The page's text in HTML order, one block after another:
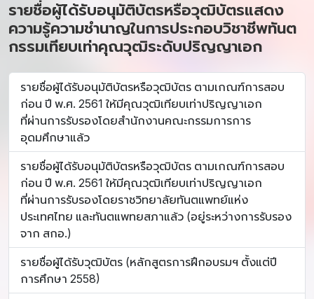
รายชื่อผู้ได้รับอนุมัติบัตรหรือวุฒิบัตรแสดง
ความรู้ความชำนาญในการประกอบวิชาชีพทันต
กรรมเทียบเท่าคุณวุฒิระดับปริญญาเอก
รายชื่อผู้ได้รับอนุมัติบัตรหรือวุฒิบัตร ตามเกณฑ์การสอบ
ก่อน ปี พ.ศ. 2561 ให้มีคุณวุฒิเทียบเท่าปริญญาเอก
ที่ผ่านการรับรองโดยสำนักงานคณะกรรมการการ
อุดมศึกษาแล้ว
รายชื่อผู้ได้รับอนุมัติบัตรหรือวุฒิบัตร ตามเกณฑ์การสอบ
ก่อน ปี พ.ศ. 2561 ให้มีคุณวุฒิเทียบเท่าปริญญาเอก
ที่ผ่านการรับรองโดยราชวิทยาลัยทันตแพทย์แห่ง
ประเทศไทย และทันตแพทยสภาแล้ว (อยู่ระหว่างการรับรอง
จาก สกอ.)
รายชื่อผู้ได้รับวุฒิบัตร (หลักสูตรการฝึกอบรมฯ ตั้งแต่ปี
การศึกษา 2558)